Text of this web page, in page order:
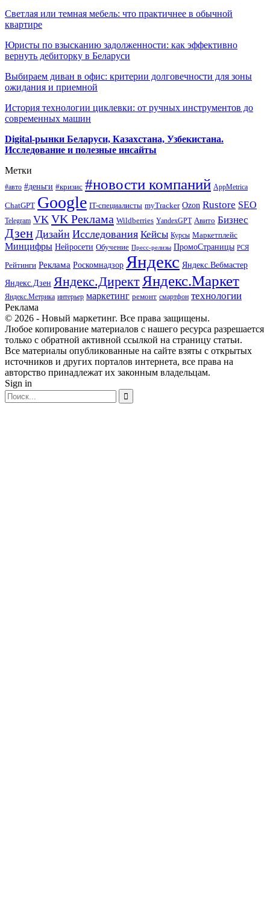
Светлая или темная мебель: что практичнее в обычной
квартире
Юристы по взысканию задолженности: как эффективно
вернуть дебиторку в Беларуси
Выбираем диван в офис: критерии долговечности для зоны
ожидания и приемной
История технологии циклевки: от ручных инструментов до
современных машин
Digital-рынки Беларуси, Казахстана, Узбекистана.
Исследование и полезные инсайты
Метки
#авто #деньги #кризис #новости компаний AppMetrica
ChatGPT Google IT-специалисты myTracker Ozon Rustore SEO
Telegram VK VK Реклама Wildberries YandexGPT Авито Бизнес
Дзен Дизайн Исследования Кейсы Курсы Маркетплейс
Минцифры Нейросети Обучение Пресс-релизы ПромоСтраницы РСЯ
Рейтинги Реклама Роскомнадзор Яндекс Яндекс.Вебмастер
Яндекс.Дзен Яндекс.ДиректЯндекс.Маркет
Яндекс.Метрика интерьер маркетинг ремонт смартфон технологии
Реклама
© 2026 - Новый маркетинг. Все права защищены.
Любое копирование материалов с нашего ресурса разрешается
только с обратной активной ссылкой на страницу статьи.
Все материалы опубликованные на сайте взяты с открытых
источников и других порталов интернета, все права на
авторство принадлежат их законным владельцам.
Sign in